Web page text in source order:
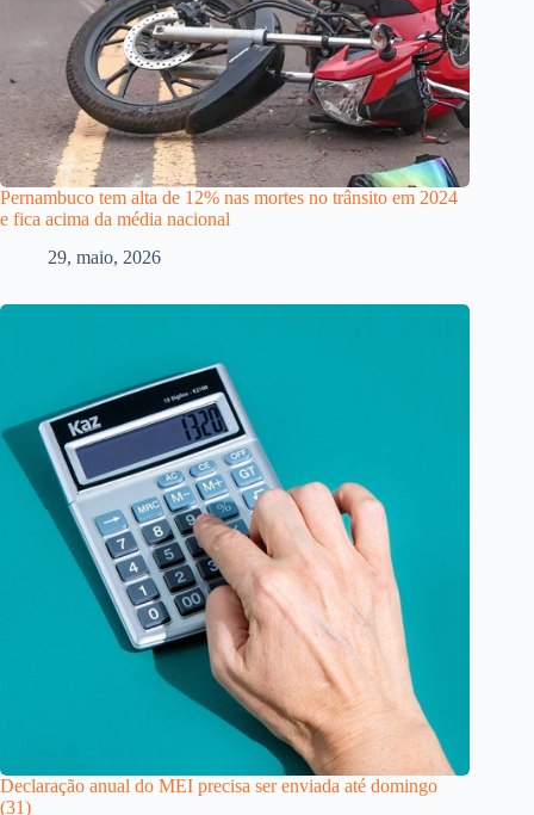
Pernambuco tem alta de 12% nas mortes no trânsito em 2024
e fica acima da média nacional
29, maio, 2026
Declaração anual do MEI precisa ser enviada até domingo
(31)